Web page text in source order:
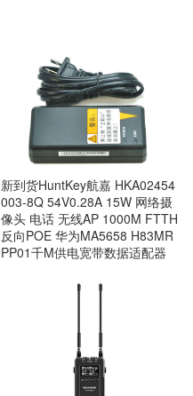
新到货HuntKey航嘉 HKA02454
003-8Q 54V0.28A 15W 网络摄
像头 电话 无线AP 1000M FTTH
反向POE 华为MA5658 H83MR
PP01千M供电宽带数据适配器